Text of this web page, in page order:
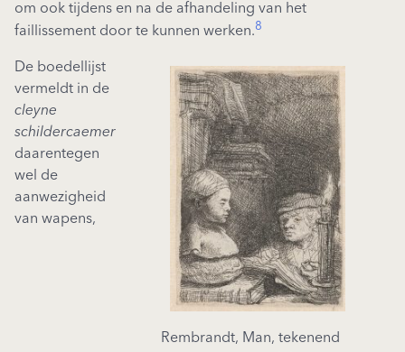
om ook tijdens en na de afhandeling van het
faillissement door te kunnen werken.8
Rembrandt, Man, tekenend
De boedellijst
vermeldt in de
cleyne
schildercaemer
daarentegen
wel de
aanwezigheid
van wapens,